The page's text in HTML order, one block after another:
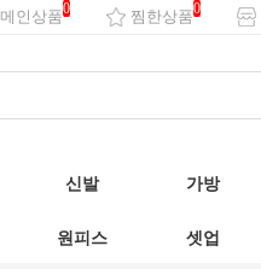
메인상품0 찜한상품0
신발 가방
원피스 셋업